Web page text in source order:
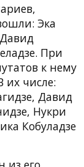
Эка
При
к нему
их числе:
Давид
Нукри
Кобуладзе